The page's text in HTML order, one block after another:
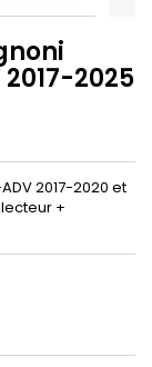
2025
2017-2020 et
+